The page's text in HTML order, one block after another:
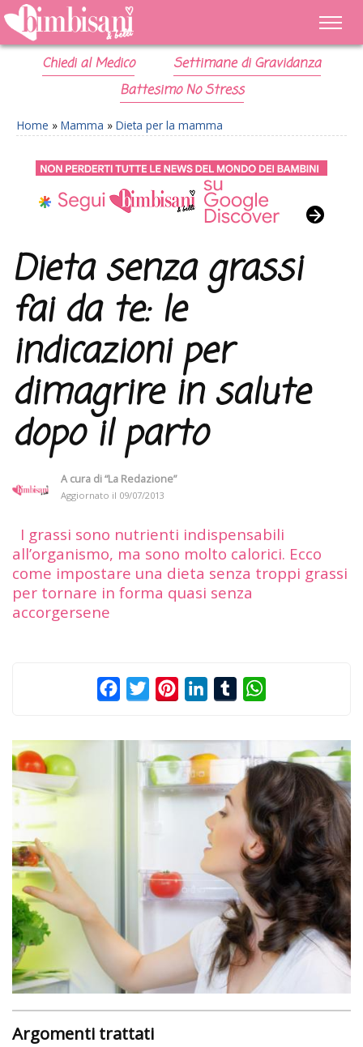
Chiedi al Medico
Settimane di Gravidanza
Battesimo No Stress
Home » Mamma » Dieta per la mamma
Dieta senza grassi
fai da te: le
indicazioni per
dimagrire in salute
dopo il parto
A cura di“La Redazione”
Aggiornato il 09/07/2013
I grassi sono nutrienti indispensabili
all’organismo, ma sono molto calorici. Ecco
come impostare una dieta senza troppi grassi
per tornare in forma quasi senza
accorgersene
FacebookTwitterPinterestLinkedInTumblr
Argomenti trattati